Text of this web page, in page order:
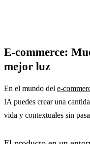
E-commerce:
mejor luz
En el mundo del e-
IA puedes crear una
vida y contextuales sin